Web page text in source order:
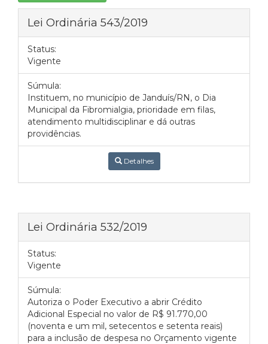
Lei Ordinária 543/2019
Status:
Vigente
Súmula:
Instituem, no município de Janduís/RN, o Dia
Municipal da Fibromialgia, prioridade em filas,
atendimento multidisciplinar e dá outras
providências.
Detalhes
Lei Ordinária 532/2019
Status:
Vigente
Súmula:
Autoriza o Poder Executivo a abrir Crédito
Adicional Especial no valor de R$ 91.770,00
(noventa e um mil, setecentos e setenta reais)
para a inclusão de despesa no Orçamento vigente